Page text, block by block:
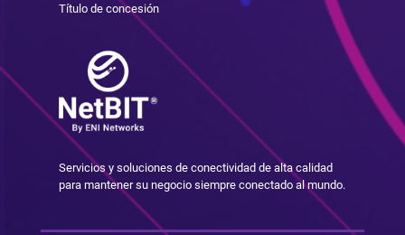
Título de concesión
Servicios y soluciones de conectividad de alta calidad
para mantener su negocio siempre conectado al mundo.